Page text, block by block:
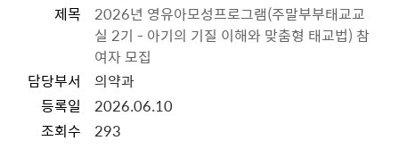
제목
2026년 영유아모성프로그램(주말부부태교교
실 2기 - 아기의 기질 이해와 맞춤형 태교법) 참
여자 모집
담당부서
의약과
등록일
2026.06.10
조회수
293